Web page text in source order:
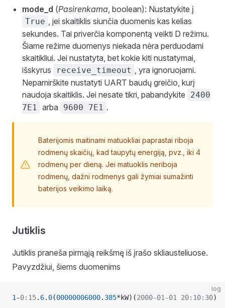
mode_d (Pasirenkama , boolean): Nustatykite į
True
, jei skaitiklis siunčia duomenis kas kelias
sekundes. Tai priverčia komponentą veikti D režimu.
Šiame režime duomenys niekada nėra perduodami
skaitikliui. Jei nustatyta, bet kokie kiti nustatymai,
išskyrus
receive_timeout
, yra ignoruojami.
Nepamirškite nustatyti UART baudų greičio, kurį
naudoja skaitiklis. Jei nesate tikri, pabandykite
2400
7E1 arba 9600 7E1 .
Baterijomis maitinami matuokliai paprastai riboja
rodmenų skaičių, kad taupytų energiją, pvz., iki 4
rodmenų per dieną. Jei matuoklis neriboja
rodmenų, dažni rodmenys gali žymiai sumažinti
baterijos veikimo laiką.
Jutiklis
Jutiklis praneša pirmąją reikšmę iš įrašo skliausteliuose.
Pavyzdžiui, šiems duomenims
log
1 -0:15. 6. 0(00000006000. 385*kW)(2000-01-01 20:10:30)